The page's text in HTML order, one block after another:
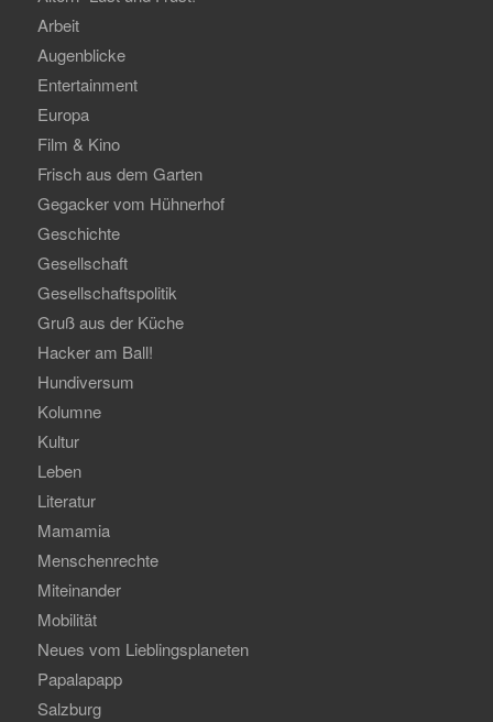
Arbeit
Augenblicke
Entertainment
Europa
Film & Kino
Frisch aus dem Garten
Gegacker vom Hühnerhof
Geschichte
Gesellschaft
Gesellschaftspolitik
Gruß aus der Küche
Hacker am Ball!
Hundiversum
Kolumne
Kultur
Leben
Literatur
Mamamia
Menschenrechte
Miteinander
Mobilität
Neues vom Lieblingsplaneten
Papalapapp
Salzburg